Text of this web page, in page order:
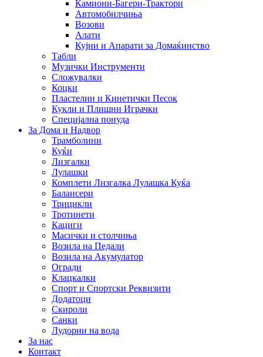
Камиони-Багери-Трактори
Автомобилчиња
Возови
Алати
Кујни и Апарати за Домаќинство
Табли
Музички Инструменти
Сложувалки
Коцки
Пластелин и Кинетички Песок
Кукли и Плишни Играчки
Специјална понуда
За Дома и Надвор
Трамболини
Куќи
Лизгалки
Лулашки
Комплети Лизгалка Лулашка Куќа
Балансери
Трицикли
Тротинети
Кациги
Mасички и столчиња
Возила на Педали
Возила на Акумулатор
Огради
Клацкалки
Спорт и Спортски Реквизити
Додатоци
Скироли
Санки
Лудории на вода
За нас
Контакт